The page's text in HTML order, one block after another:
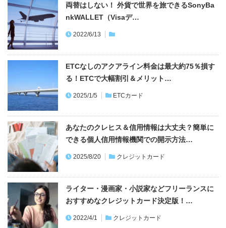
両替はしない！ 外貨で世界を旅できるSonyBa
nkWALLET（Visaデ…
2022/6/13
ETCなしのアクアライン料金は最大約75％損す
る！ETCで大幅割引＆メリット…
2025/1/5 ETCカード
あなたのクレヒス＆信用情報は大丈夫？簡単に
できる個人信用情報機関での開示方法…
2025/8/20 クレジットカード
ライター・漫画家・小説家などフリーランスに
おすすめなクレジットカード決定版！…
2022/4/1 クレジットカード